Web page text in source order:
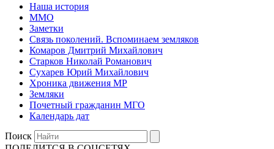
Наша история
ММО
Заметки
Связь поколений. Вспоминаем земляков
Комаров Дмитрий Михайлович
Старков Николай Романович
Сухарев Юрий Михайлович
Хроника движения МР
Земляки
Почетный гражданин МГО
Календарь дат
Поиск